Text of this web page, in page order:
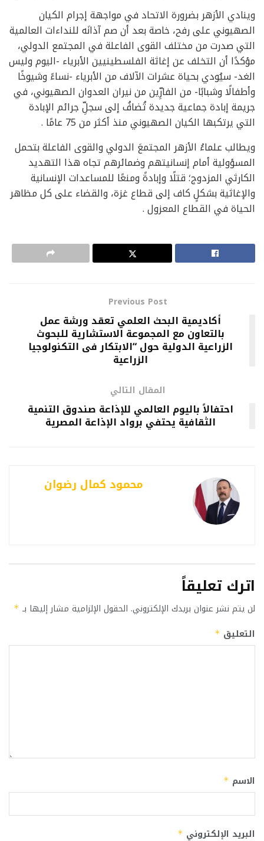
وينادي الأزهر بضرورة الاتحاد في مواجهة إجرام الكيان
الصهيوني على رفح، خاصة بعد أن صم آذانَه ‏للنداءات العالمية
التي صدرت من مختلف القوى الفاعلة في المجتمع الدولي،
مؤكدًا أن التخلف عن إغاثة ‏الفلسطينيين الأبرياء -اليوم وليس
الغد- سيُودي بحياة عشرات الآلاف من الأبرياء -نساءً وشيوخًا
وأطفالًا ‏وشبابًا- من الفارِّين من نيران العدوان الصهيوني، في
جريمة إبادة جماعية جديدة تُضافُ إلى سجلِّ جرائم ‏الإبادة
التي يرتكبها الكيان الصهيوني منذ أكثر من 75 عامًا .
ويطالب علماءُ الأزهر المجتمعَ الدولي والقوى الفاعلة بتحمل
المسؤولية أمام إنسانيتهم وضمائرهم تجاه هذا التهديد
الكارثي المزدوج؛ قتلًا وإبادةً ومنعًا للمساعدات الإنسانية
والإغاثية بشكلٍ كاف إلى قطاع ‏غزة، والقضاء على كل مظاهر
الحياة في القطاع المعزول .
Previous Post
أكاديمية البحث العلمي تعقد ورشة عمل
بالتعاون مع المجموعة الاستشارية للبحوث
الزراعية الدولية حول “الابتكار فى التكنولوجيا
الزراعية
المقال التالي
احتفالاً باليوم العالمي للإذاعة صندوق التنمية
الثقافية يحتفي برواد الإذاعة المصرية
محمود كمال رضوان
اترك تعليقاً
لن يتم نشر عنوان بريدك الإلكتروني. الحقول الإلزامية مشار إليها بـ *
التعليق *
الاسم *
البريد الإلكتروني *